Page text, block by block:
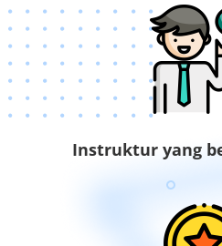
Instruktur yang